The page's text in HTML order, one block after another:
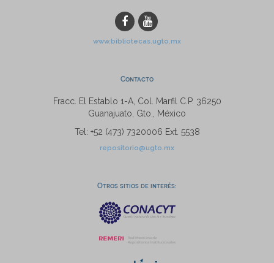
www.bibliotecas.ugto.mx
Contacto
Fracc. El Establo 1-A, Col. Marfil C.P. 36250
Guanajuato, Gto., México
Tel: +52 (473) 7320006 Ext. 5538
repositorio@ugto.mx
Otros sitios de interés: